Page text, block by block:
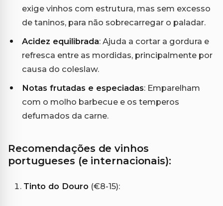
exige vinhos com estrutura, mas sem excesso
de taninos, para não sobrecarregar o paladar.
Acidez equilibrada: Ajuda a cortar a gordura e
refresca entre as mordidas, principalmente por
causa do coleslaw.
Notas frutadas e especiadas: Emparelham
com o molho barbecue e os temperos
defumados da carne.
Recomendações de vinhos
portugueses (e internacionais):
Tinto do Douro (€8-15):